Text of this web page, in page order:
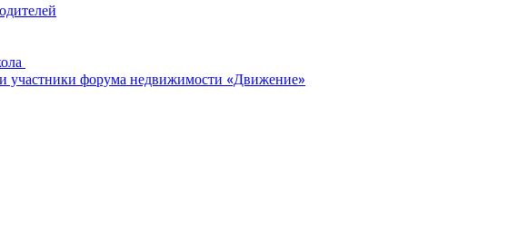
участники форума недвижимости «Движение»